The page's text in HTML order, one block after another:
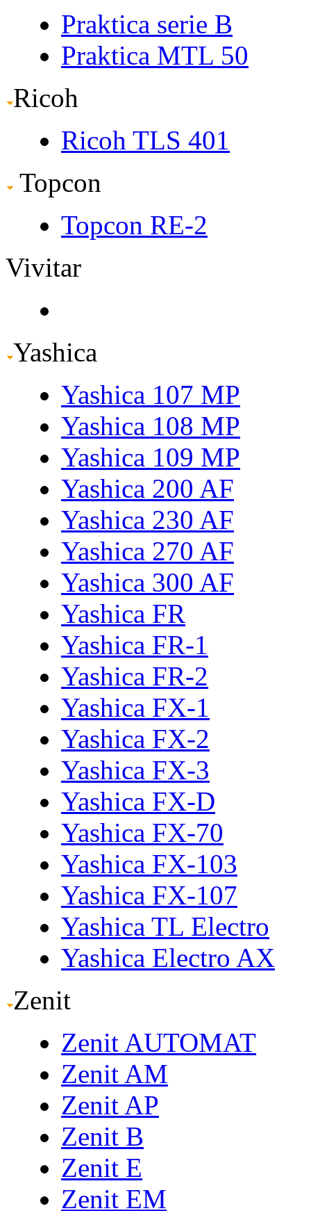
Praktica serie B
Praktica MTL 50
Ricoh
Ricoh TLS 401
Topcon
Topcon RE-2
Vivitar
Yashica
Yashica 107 MP
Yashica 108 MP
Yashica 109 MP
Yashica 200 AF
Yashica 230 AF
Yashica 270 AF
Yashica 300 AF
Yashica FR
Yashica FR-1
Yashica FR-2
Yashica FX-1
Yashica FX-2
Yashica FX-3
Yashica FX-D
Yashica FX-70
Yashica FX-103
Yashica FX-107
Yashica TL Electro
Yashica Electro AX
Zenit
Zenit AUTOMAT
Zenit AM
Zenit AP
Zenit B
Zenit E
Zenit EM